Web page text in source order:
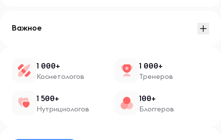
Важное
1 000+
Косметологов
1 000+
Тренеров
1 500+
Нутрициологов
100+
Блоггеров